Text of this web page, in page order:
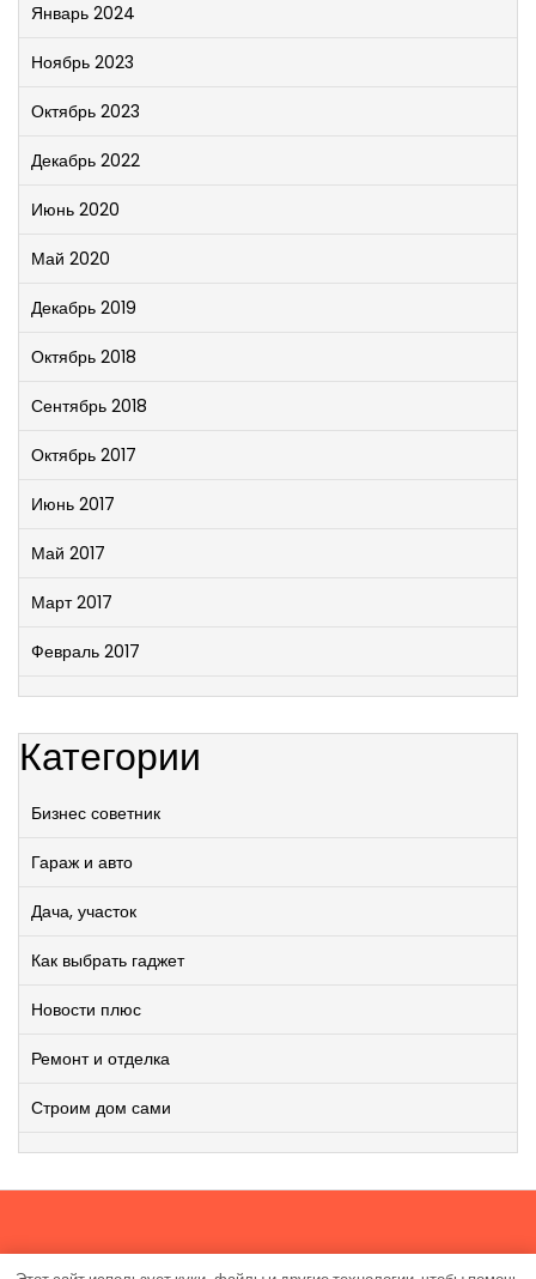
Январь 2024
Ноябрь 2023
Октябрь 2023
Декабрь 2022
Июнь 2020
Май 2020
Декабрь 2019
Октябрь 2018
Сентябрь 2018
Октябрь 2017
Июнь 2017
Май 2017
Март 2017
Февраль 2017
Категории
Бизнес советник
Гараж и авто
Дача, участок
Как выбрать гаджет
Новости плюс
Ремонт и отделка
Строим дом сами